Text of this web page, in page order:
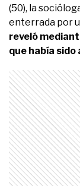
(50), la
enterrada por
reveló
que había sido